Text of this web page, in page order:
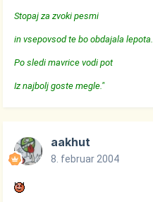
Stopaj za zvoki pesmi
in vsepovsod te bo obdajala lepota.
Po sledi mavrice vodi pot
Iz najbolj goste megle."
aakhut
8. februar 2004